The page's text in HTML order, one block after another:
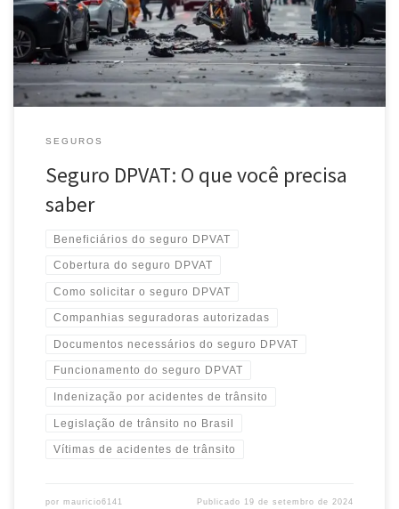
esse seguro obrigatório no Brasil.
SEGUROS
Seguro DPVAT: O que você precisa
saber
Beneficiários do seguro DPVAT
Cobertura do seguro DPVAT
Como solicitar o seguro DPVAT
Companhias seguradoras autorizadas
Documentos necessários do seguro DPVAT
Funcionamento do seguro DPVAT
Indenização por acidentes de trânsito
Legislação de trânsito no Brasil
Vítimas de acidentes de trânsito
por mauricio6141 Publicado 19 de setembro de 2024